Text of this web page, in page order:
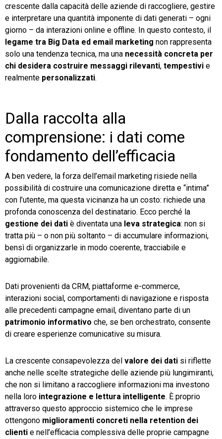
crescente dalla capacità delle aziende di raccogliere, gestire
e interpretare una quantità imponente di dati generati – ogni
giorno – da interazioni online e offline. In questo contesto, il
legame tra Big Data ed email marketing non rappresenta
solo una tendenza tecnica, ma una necessità concreta per
chi desidera costruire messaggi rilevanti, tempestivi e
realmente personalizzati.
Dalla raccolta alla
comprensione: i dati come
fondamento dell’efficacia
A ben vedere, la forza dell’email marketing risiede nella
possibilità di costruire una comunicazione diretta e “intima”
con l’utente, ma questa vicinanza ha un costo: richiede una
profonda conoscenza del destinatario. Ecco perché la
gestione dei dati è diventata una leva strategica: non si
tratta più – o non più soltanto – di accumulare informazioni,
bensì di organizzarle in modo coerente, tracciabile e
aggiornabile.
Dati provenienti da CRM, piattaforme e-commerce,
interazioni social, comportamenti di navigazione e risposta
alle precedenti campagne email, diventano parte di un
patrimonio informativo che, se ben orchestrato, consente
di creare esperienze comunicative su misura.
La crescente consapevolezza del valore dei dati si riflette
anche nelle scelte strategiche delle aziende più lungimiranti,
che non si limitano a raccogliere informazioni ma investono
nella loro integrazione e lettura intelligente. È proprio
attraverso questo approccio sistemico che le imprese
ottengono miglioramenti concreti nella retention dei
clienti e nell’efficacia complessiva delle proprie campagne